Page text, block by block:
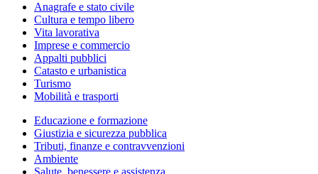
Anagrafe e stato civile
Cultura e tempo libero
Vita lavorativa
Imprese e commercio
Appalti pubblici
Catasto e urbanistica
Turismo
Mobilità e trasporti
Educazione e formazione
Giustizia e sicurezza pubblica
Tributi, finanze e contravvenzioni
Ambiente